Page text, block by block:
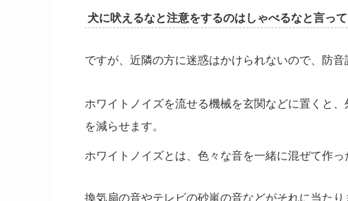
犬に吠えるなと注意をするのはしゃべるなと言っ
ですが、近隣の方に迷惑はかけられないので、防音
ホワイトノイズを流せる機械を玄関などに置くと
を減らせます。
ホワイトノイズとは、色々な音を一緒に混ぜて作っ
換気扇の音やテレビの砂嵐の音などがそれに当たり